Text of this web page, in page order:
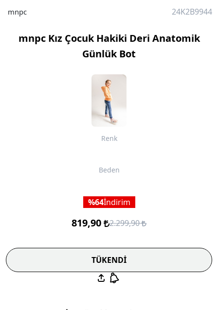
mnpc 24K2B9944
mnpc Kız Çocuk Hakiki Deri Anatomik
Günlük Bot
Renk
Beden
64İndirim
819,90 2.299,90
TÜKENDİ